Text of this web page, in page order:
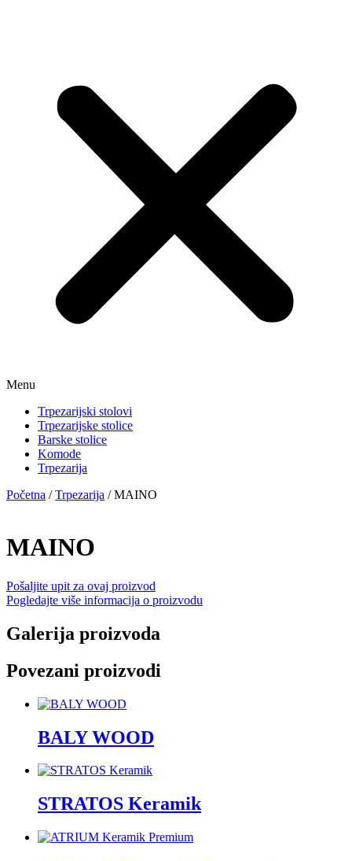
Menu
Trpezarijski stolovi
Trpezarijske stolice
Barske stolice
Komode
Trpezarija
Početna /Trpezarija / MAINO
MAINO
Pošaljite upit za ovaj proizvod
Pogledajte više informacija o proizvodu
Galerija proizvoda
Povezani proizvodi
BALY WOOD
STRATOS Keramik